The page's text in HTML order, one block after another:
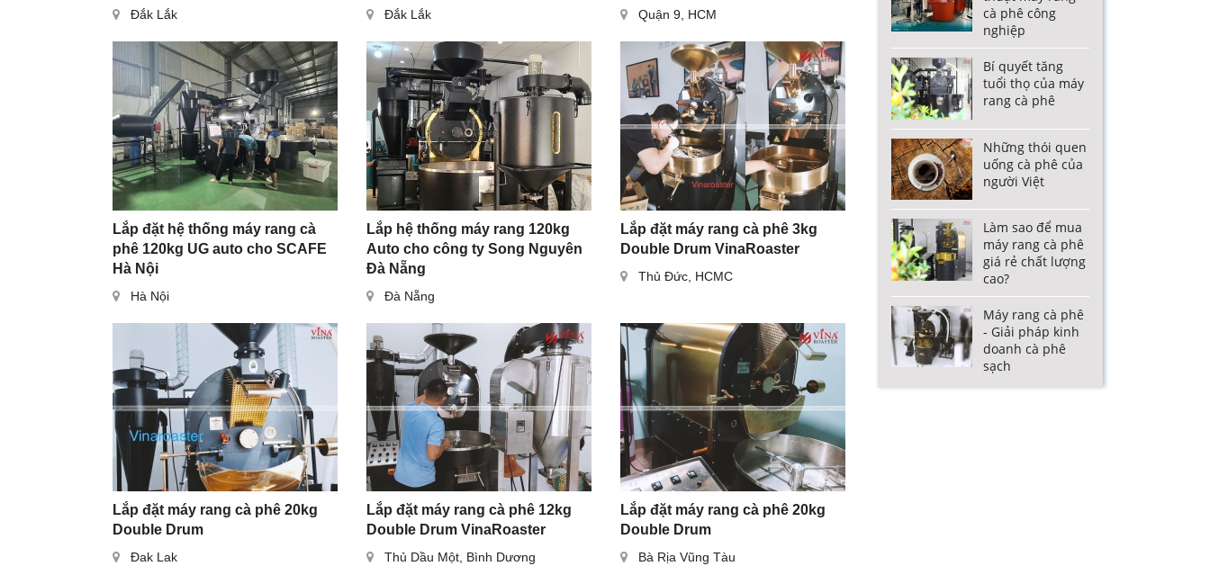
Đắk Lắk Đắk Lắk Quận 9, HCM
Lắp đặt hệ thống máy rang cà
phê 120kg UG auto cho SCAFE
Hà Nội
Hà Nội
Lắp hệ thống máy rang 120kg
Auto cho công ty Song Nguyên
Đà Nẵng
Đà Nẵng
Lắp đặt máy rang cà phê 3kg
Double Drum VinaRoaster
Thủ Đức, HCMC
Lắp đặt máy rang cà phê 20kg
Double Drum
Đak Lak
Lắp đặt máy rang cà phê 12kg
Double Drum VinaRoaster
Thủ Dầu Một, Bình Dương
Lắp đặt máy rang cà phê 20kg
Double Drum
Bà Rịa Vũng Tàu
cà phê công
nghiệp
Bí quyết tăng
tuổi thọ của máy
rang cà phê
Những thói quen
uống cà phê của
người Việt
Làm sao để mua
máy rang cà phê
giá rẻ chất lượng
cao?
Máy rang cà phê
- Giải pháp kinh
doanh cà phê
sạch